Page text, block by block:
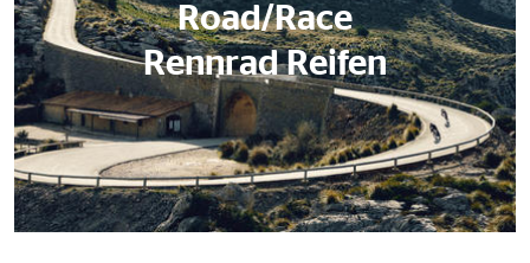
Road/Race
Rennrad Reifen